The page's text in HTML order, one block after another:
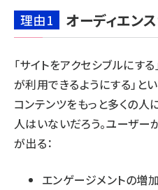
理由1 オーディエン
「サイトをアクセシブルにする
が利用できるようにする」と
コンテンツをもっと多くの
人はいないだろう。ユーザー
が出る：
エンゲージメントの増加